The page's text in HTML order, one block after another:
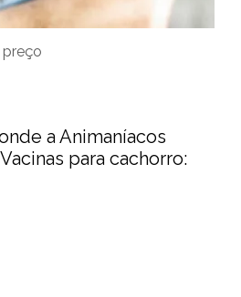
a Animaníacos
para cachorro: